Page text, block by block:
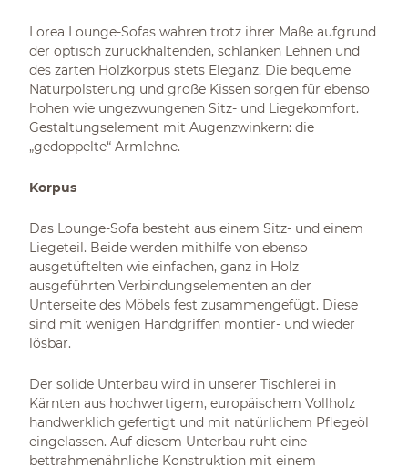
Lorea Lounge-Sofas wahren trotz ihrer Maße aufgrund
der optisch zurückhaltenden, schlanken Lehnen und
des zarten Holzkorpus stets Eleganz. Die bequeme
Naturpolsterung und große Kissen sorgen für ebenso
hohen wie ungezwungenen Sitz- und Liegekomfort.
Gestaltungselement mit Augenzwinkern: die
„gedoppelte“ Armlehne.
Korpus
Das Lounge-Sofa besteht aus einem Sitz- und einem
Liegeteil. Beide werden mithilfe von ebenso
ausgetüftelten wie einfachen, ganz in Holz
ausgeführten Verbindungselementen an der
Unterseite des Möbels fest zusammengefügt. Diese
sind mit wenigen Handgriffen montier- und wieder
lösbar.
Der solide Unterbau wird in unserer Tischlerei in
Kärnten aus hochwertigem, europäischem Vollholz
handwerklich gefertigt und mit natürlichem Pflegeöl
eingelassen. Auf diesem Unterbau ruht eine
bettrahmenähnliche Konstruktion mit einem